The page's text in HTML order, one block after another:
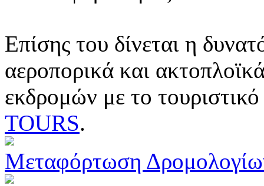
Επίσης του δίνεται η
αεροπορικά και
εκδρομών με το
TOURS.
Μεταφόρτωση